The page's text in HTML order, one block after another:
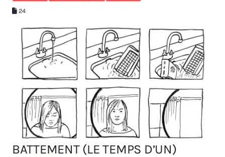
24
BATTEMENT (LE TEMPS D’UN)